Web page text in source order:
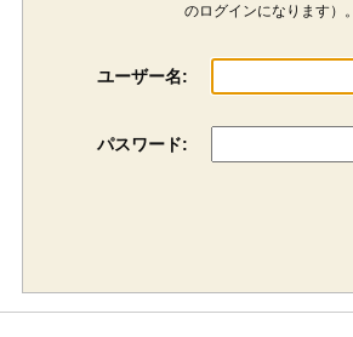
のログインになります）。
ユーザー名:
パスワード: